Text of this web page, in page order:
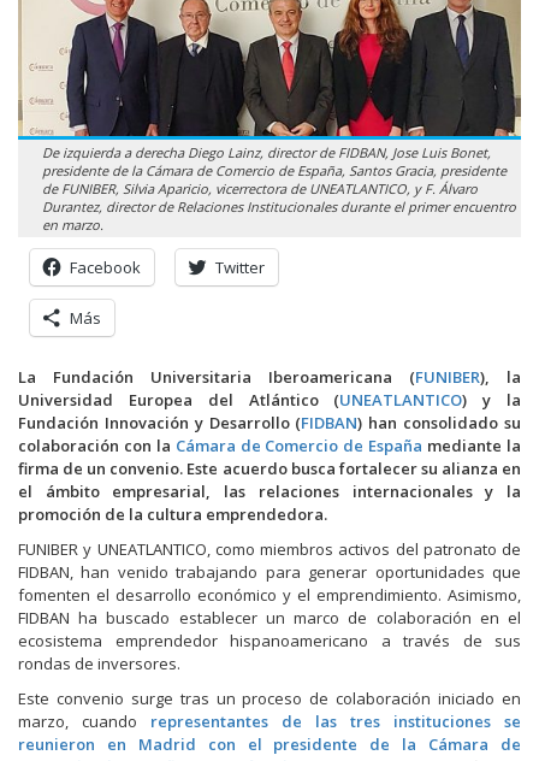
De izquierda a derecha Diego Lainz, director de FIDBAN, Jose Luis Bonet,
presidente de la Cámara de Comercio de España, Santos Gracia, presidente
de FUNIBER, Silvia Aparicio, vicerrectora de UNEATLANTICO, y F. Álvaro
Durantez, director de Relaciones Institucionales durante el primer encuentro
en marzo.
Facebook Twitter
Más
La Fundación Universitaria Iberoamericana (FUNIBER), la
Universidad Europea del Atlántico (UNEATLANTICO) y la
Fundación Innovación y Desarrollo (FIDBAN) han consolidado su
colaboración con la Cámara de Comercio de España mediante la
firma de un convenio. Este acuerdo busca fortalecer su alianza en
el ámbito empresarial, las relaciones internacionales y la
promoción de la cultura emprendedora.
FUNIBER y UNEATLANTICO, como miembros activos del patronato de
FIDBAN, han venido trabajando para generar oportunidades que
fomenten el desarrollo económico y el emprendimiento. Asimismo,
FIDBAN ha buscado establecer un marco de colaboración en el
ecosistema emprendedor hispanoamericano a través de sus
rondas de inversores.
Este convenio surge tras un proceso de colaboración iniciado en
marzo, cuando representantes de las tres instituciones se
reunieron en Madrid con el presidente de la Cámara de